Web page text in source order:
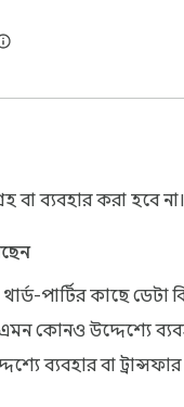
বা ব্যবহার করা হবে
পার্টির কাছে ডেটা
কোনও উদ্দেশ্যে
ব্যবহার বা